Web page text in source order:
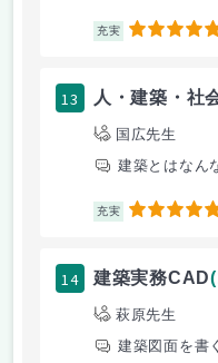
充実 5
13 人・建築・社
国広先生
建築とはなん
充実 5
14 建築実務CAD
萩原先生
建築図面を書